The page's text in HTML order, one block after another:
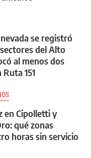
se registró
del Alto
al menos dos
151
en Cipolletti y
qué zonas
horas sin servicio